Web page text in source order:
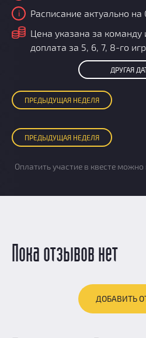
i Расписание актуально
i
Цена указана за команду
доплата за 5, 6, 7, 8-го
ДРУГАЯ
ПРЕДЫДУЩАЯ НЕДЕЛЯ
ПРЕДЫДУЩАЯ НЕДЕЛЯ
Оплатить участие в квесте
Пока отзывов нет
ДОБАВИТЬ